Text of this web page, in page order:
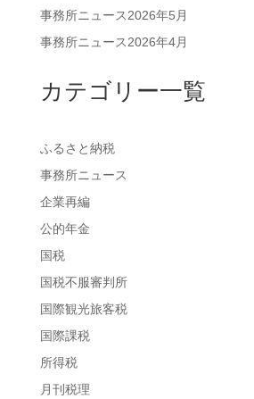
事務所ニュース2026年5月
事務所ニュース2026年4月
カテゴリー一覧
ふるさと納税
事務所ニュース
企業再編
公的年金
国税
国税不服審判所
国際観光旅客税
国際課税
所得税
月刊税理